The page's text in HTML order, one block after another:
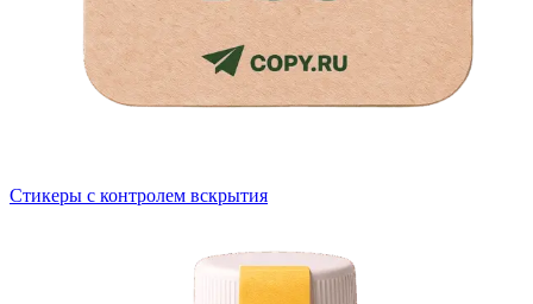
Стикеры с контролем вскрытия